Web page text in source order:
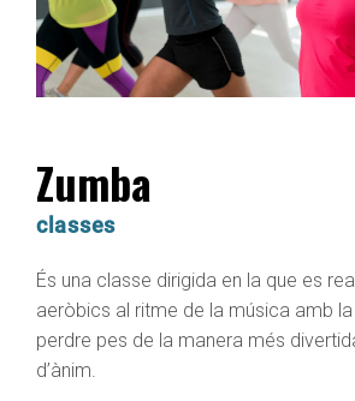
Zumba
classes
És una classe dirigida en la que es
aeròbics al ritme de la música amb
perdre pes de la manera més
d’ànim.